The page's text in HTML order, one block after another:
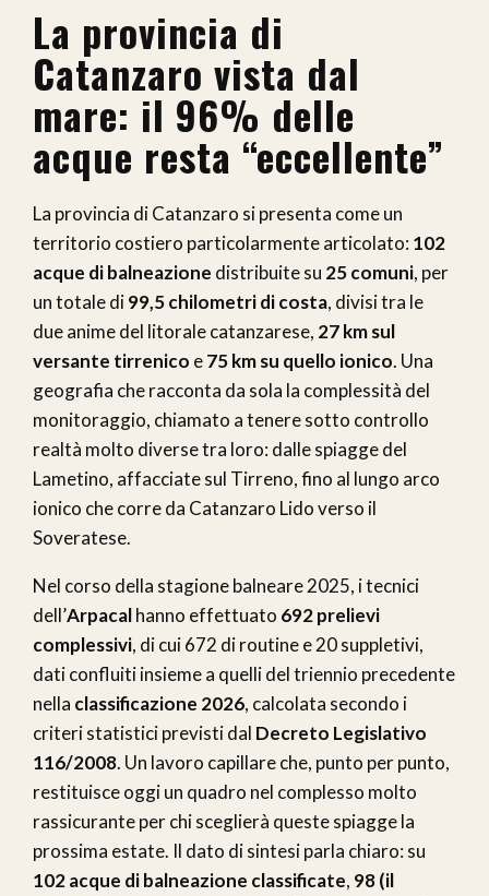
La provincia di
Catanzaro vista dal
mare: il 96% delle
acque resta “eccellente”
La provincia di Catanzaro si presenta come un
territorio costiero particolarmente articolato: 102
acque di balneazione distribuite su 25 comuni, per
un totale di99,5 chilometri di costa, divisi tra le
due anime del litorale catanzarese, 27 km sul
versante tirrenico e75 km su quello ionico. Una
geografia che racconta da sola la complessità del
monitoraggio, chiamato a tenere sotto controllo
realtà molto diverse tra loro: dalle spiagge del
Lametino, affacciate sul Tirreno, fino al lungo arco
ionico che corre da Catanzaro Lido verso il
Soveratese.
Nel corso della stagione balneare 2025, i tecnici
dell’Arpacalhanno effettuato 692 prelievi
complessivi, di cui 672 di routine e 20 suppletivi,
dati confluiti insieme a quelli del triennio precedente
nella classificazione 2026, calcolata secondo i
criteri statistici previsti dal Decreto Legislativo
116/2008. Un lavoro capillare che, punto per punto,
restituisce oggi un quadro nel complesso molto
rassicurante per chi sceglierà queste spiagge la
prossima estate. Il dato di sintesi parla chiaro: su
102 acque di balneazione classificate, 98 (il